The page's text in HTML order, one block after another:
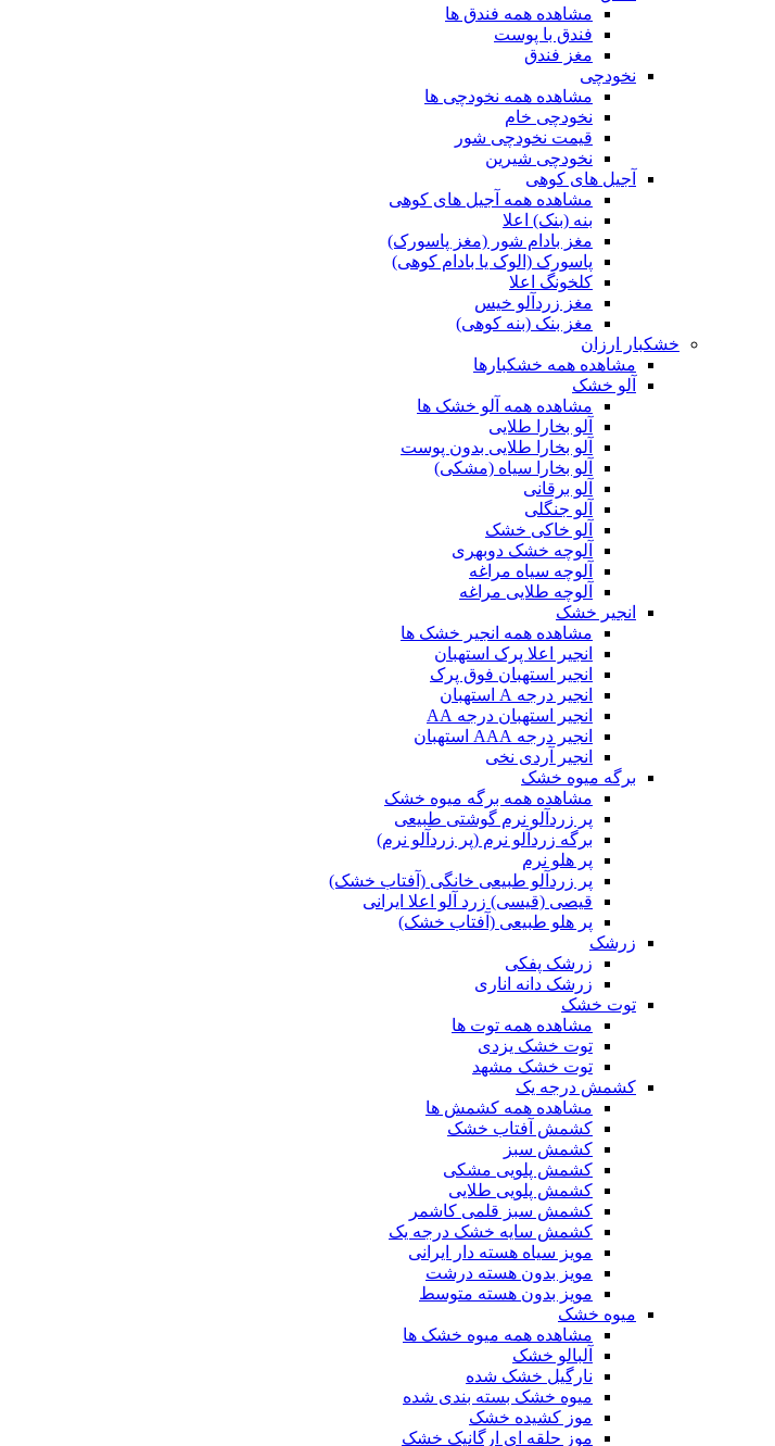
مشاهده همه فندق ها
فندق با پوست
مغز فندق
نخودچی
مشاهده همه نخودچی ها
نخودچی خام
قیمت نخودچی شور
نخودچی شیرین
آجیل های کوهی
مشاهده همه آجیل های کوهی
بنه (بنک) اعلا
مغز بادام شور (مغز پاسورک)
پاسورک (الوک یا بادام کوهی)
کلخونگ اعلا
مغز زردآلو خیس
مغز بنک (بنه کوهی)
خشکبار ارزان
مشاهده همه خشکبارها
آلو خشک
مشاهده همه آلو خشک ها
آلو بخارا طلایی
آلو بخارا طلایی بدون پوست
آلو بخارا سیاه (مشکی)
آلو برقانی
آلو جنگلی
آلو خاکی خشک
آلوچه خشک دوبهری
آلوچه سیاه مراغه
آلوچه طلایی مراغه
انجیر خشک
مشاهده همه انجیر خشک ها
انجیر اعلا پرک استهبان
انجیر استهبان فوق پرک
انجیر درجه A استهبان
انجیر استهبان درجه AA
انجیر درجه AAA استهبان
انجیر آردی نخی
برگه میوه خشک
مشاهده همه برگه میوه خشک
پر زردآلو نرم گوشتی طبیعی
برگه زردآلو نرم (پر زردآلو نرم)
پر هلو نرم
پر زردآلو طبیعی خانگی (آفتاب خشک)
قیصی (قیسی) زرد آلو اعلا ایرانی
پر هلو طبیعی (آفتاب خشک)
زرشک
زرشک پفکی
زرشک دانه اناری
توت خشک
مشاهده همه توت ها
توت خشک یزدی
توت خشک مشهد
کشمش درجه یک
مشاهده همه کشمش ها
کشمش آفتاب خشک
کشمش سبز
کشمش پلویی مشکی
کشمش پلویی طلایی
کشمش سبز قلمی کاشمر
کشمش سایه خشک درجه یک
مویز سیاه هسته دار ایرانی
مویز بدون هسته درشت
مویز بدون هسته متوسط
میوه خشک
مشاهده همه میوه خشک ها
آلبالو خشک
نارگیل خشک شده
میوه خشک بسته بندی شده
موز کشیده خشک
موز حلقه ای ارگانیک خشک